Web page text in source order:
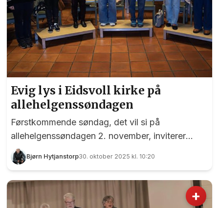
Evig lys i Eidsvoll kirke på
allehelgenssøndagen
Førstkommende søndag, det vil si på
allehelgenssøndagen 2. november, inviterer
Romerike Vokalensemble til storslått konsert i
Eidsvoll kirke. Romerike Vokalensemble ønsker
allehelgenssøndagen. Foto: Bjørn Hytjanstorp
Bjørn Hytjanstorp30. oktober 2025 kl. 10:20
+